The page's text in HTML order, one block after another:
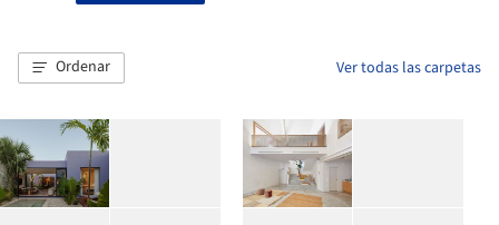
Ordenar Ver todas las carpetas